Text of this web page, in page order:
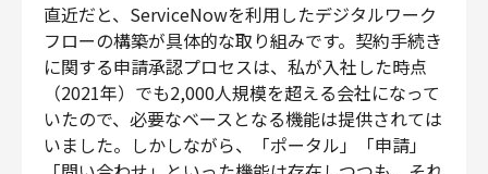
直近だと、ServiceNowを利用したデジタルワーク
フローの構築が具体的な取り組みです。契約手続き
に関する申請承認プロセスは、私が入社した時点
（2021年）でも2,000人規模を超える会社になって
いたので、必要なベースとなる機能は提供されては
いました。しかしながら、「ポータル」「申請」